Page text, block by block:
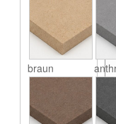
braun